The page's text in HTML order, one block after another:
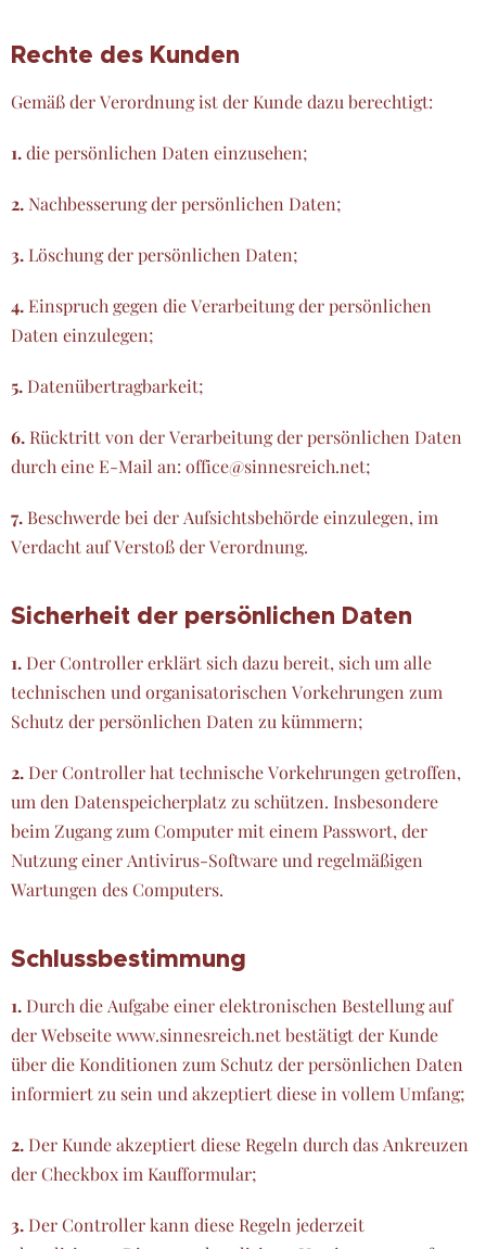
Rechte des Kunden
Gemäß der Verordnung ist der Kunde dazu berechtigt:
1.die persönlichen Daten einzusehen;
2. Nachbesserung der persönlichen Daten;
3. Löschung der persönlichen Daten;
4. Einspruch gegen die Verarbeitung der persönlichen
Daten einzulegen;
5. Datenübertragbarkeit;
6. Rücktritt von der Verarbeitung der persönlichen Daten
durch eine E-Mail an: office@sinnesreich.net;
7. Beschwerde bei der Aufsichtsbehörde einzulegen, im
Verdacht auf Verstoß der Verordnung.
Sicherheit der persönlichen Daten
1. Der Controller erklärt sich dazu bereit, sich um alle
technischen und organisatorischen Vorkehrungen zum
Schutz der persönlichen Daten zu kümmern;
2. Der Controller hat technische Vorkehrungen getroffen,
um den Datenspeicherplatz zu schützen. Insbesondere
beim Zugang zum Computer mit einem Passwort, der
Nutzung einer Antivirus-Software und regelmäßigen
Wartungen des Computers.
Schlussbestimmung
1. Durch die Aufgabe einer elektronischen Bestellung auf
der Webseite www.sinnesreich.net bestätigt der Kunde
über die Konditionen zum Schutz der persönlichen Daten
informiert zu sein und akzeptiert diese in vollem Umfang;
2. Der Kunde akzeptiert diese Regeln durch das Ankreuzen
der Checkbox im Kaufformular;
3. Der Controller kann diese Regeln jederzeit